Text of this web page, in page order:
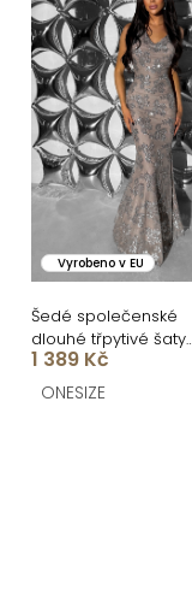
Vyrobeno v EU
Šedé společenské
dlouhé třpytivé šaty
HENTARI s flitry
1 389 Kč
ONESIZE